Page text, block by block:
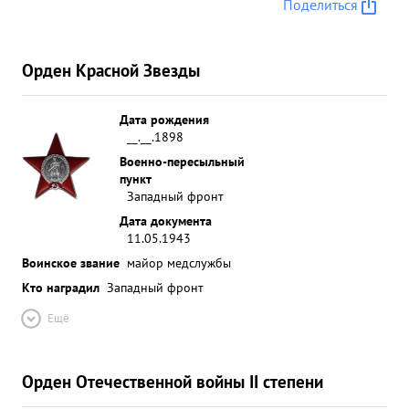
Поделиться
Орден Красной Звезды
Дата рождения
__.__.1898
Военно-пересыльный
пункт
Западный фронт
Дата документа
11.05.1943
Воинское звание майор медслужбы
Кто наградил Западный фронт
Ещё
Орден Отечественной войны II степени